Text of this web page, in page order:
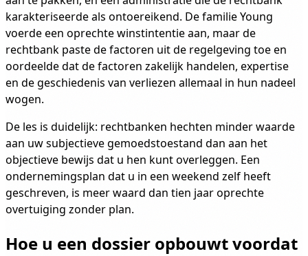
karakteriseerde als ontoereikend. De familie Young
voerde een oprechte winstintentie aan, maar de
rechtbank paste de factoren uit de regelgeving toe en
oordeelde dat de factoren zakelijk handelen, expertise
en de geschiedenis van verliezen allemaal in hun nadeel
wogen.
De les is duidelijk: rechtbanken hechten minder waarde
aan uw subjectieve gemoedstoestand dan aan het
objectieve bewijs dat u hen kunt overleggen. Een
ondernemingsplan dat u in een weekend zelf heeft
geschreven, is meer waard dan tien jaar oprechte
overtuiging zonder plan.
Hoe u een dossier opbouwt voordat